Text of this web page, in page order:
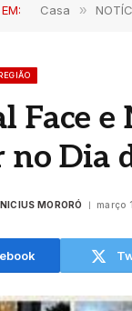
Casa »
Face
no Dia
MORORÓ março